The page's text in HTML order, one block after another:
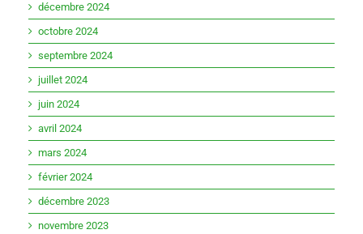
décembre 2024
octobre 2024
septembre 2024
juillet 2024
juin 2024
avril 2024
mars 2024
février 2024
décembre 2023
novembre 2023